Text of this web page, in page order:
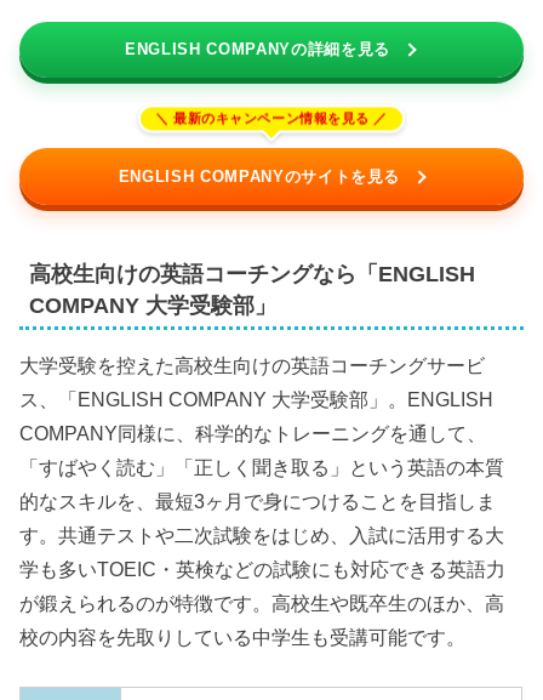
ENGLISH COMPANYの詳細を見る
ENGLISH COMPANYのサイトを見る
高校生向けの英語コーチングなら「ENGLISH
COMPANY 大学受験部」
大学受験を控えた高校生向けの英語コーチングサービ
ス、「ENGLISH COMPANY 大学受験部」。ENGLISH
COMPANY同様に、科学的なトレーニングを通して、
「すばやく読む」「正しく聞き取る」という英語の本質
的なスキルを、最短3ヶ月で身につけることを目指しま
す。共通テストや二次試験をはじめ、入試に活用する大
学も多いTOEIC・英検などの試験にも対応できる英語力
が鍛えられるのが特徴です。高校生や既卒生のほか、高
校の内容を先取りしている中学生も受講可能です。